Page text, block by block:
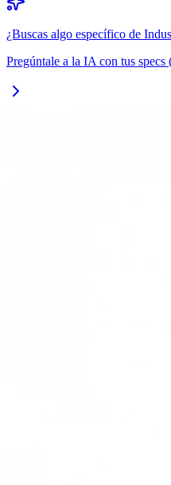
¿Buscas algo específico de
Pregúntale a la IA con tus